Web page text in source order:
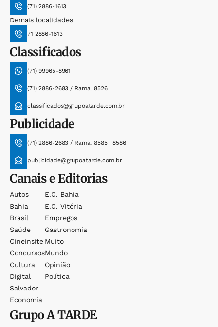
(71) 2886-1613
Demais localidades
71 2886-1613
Classificados
(71) 99965-8961
(71) 2886-2683 / Ramal 8526
classificados@grupoatarde.com.br
Publicidade
(71) 2886-2683 / Ramal 8585 | 8586
publicidade@grupoatarde.com.br
Canais e Editorias
Autos
Bahia
Brasil
Saúde
Cineinsite
Concursos
Cultura
Digital
Salvador
Economia
E.c. Bahia
E.c. Vitória
Empregos
Gastronomia
Muito
Mundo
Opinião
Política
GrupoA TARDE